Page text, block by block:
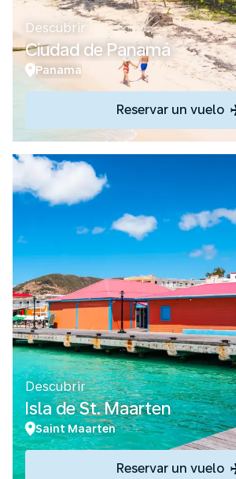
Descubrir
Ciudad de Panamá
Panama
Reservar un vuelo
Descubrir
Isla de St. Maarten
Saint Maarten
Reservar un vuelo